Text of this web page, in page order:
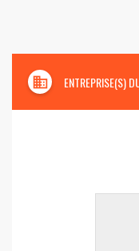
domain ENTREPRISE(S)